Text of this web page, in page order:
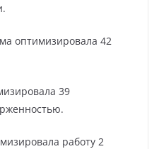
оптимизировала 42
39
работу 2